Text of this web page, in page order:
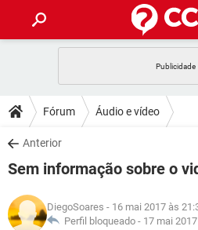
CELULAR
OUTLOOK
INSTAGRAM
GUIA DE COMPRAS
DICAS
JOGOS
INSTAGRAM
DOWNLOADS
JOGOS
CELULAR
OUTLOOK
JOGOS
GLOSSÁRIO
Fórum Áudio e vídeo
Anterior
Sem informação sobre o
DiegoSoares - 16 mai 2017 às
Perfil bloqueado - 17 mai